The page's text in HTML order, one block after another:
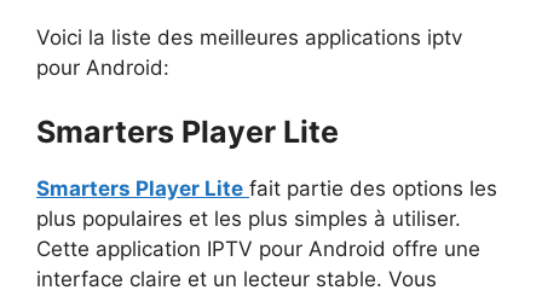
Voici la liste des meilleures applications iptv
pour Android:
Smarters Player Lite
Smarters Player Lite fait partie des options les
plus populaires et les plus simples à utiliser.
Cette application IPTV pour Android offre une
interface claire et un lecteur stable. Vous